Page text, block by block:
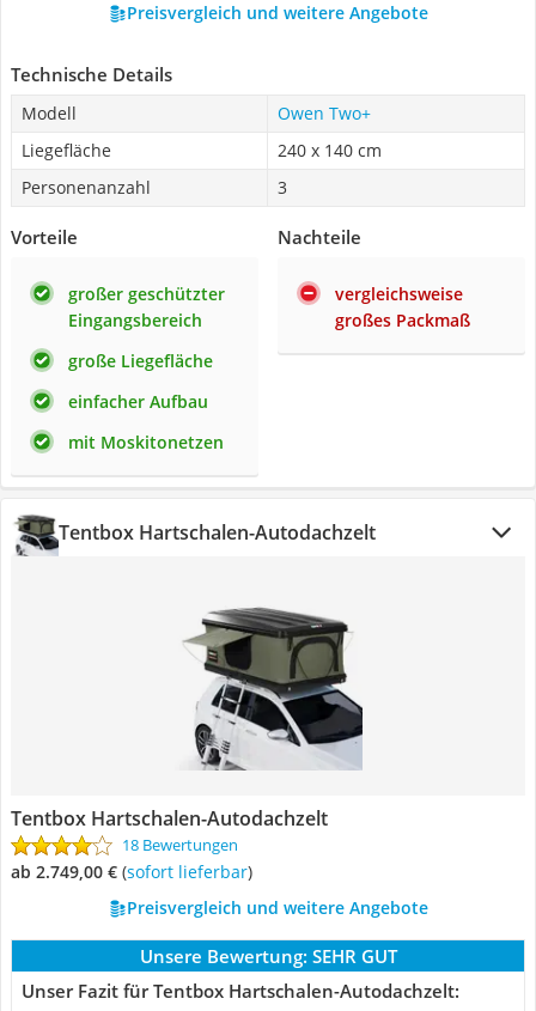
Preisvergleich und weitere Angebote
Technische Details
Modell
Owen Two+
Liegefläche
240 x 140 cm
Personenanzahl
3
Vorteile
großer geschützter
Eingangsbereich
große Liegefläche
einfacher Aufbau
mit Moskitonetzen
Nachteile
vergleichsweise
großes Packmaß
Tentbox Hartschalen-Autodachzelt
Tentbox Hartschalen-Autodachzelt
18 Bewertungen
ab 2.749,00 € ( Sofort lieferbar)
Preisvergleich und weitere Angebote
Unsere Bewertung: SEHR GUT
Unser Fazit für Tentbox Hartschalen-Autodachzelt: